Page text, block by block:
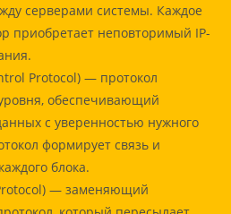
серверами системы. Каждое
приобретает неповторимый IP-
Protocol) — протокол
обеспечивающий
с уверенностью нужного
формирует связь и
блока.
— заменяющий